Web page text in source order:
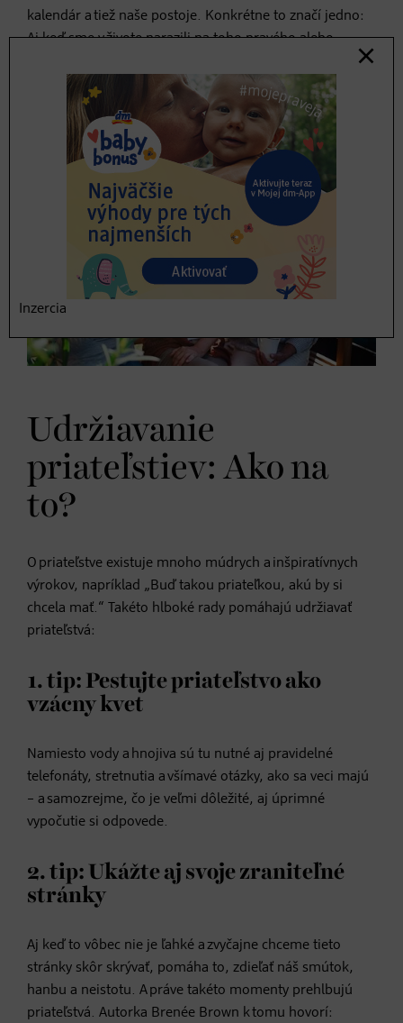
kalendár a tiež naše postoje. Konkrétne to značí jedno:
Aj keď sme v živote narazili na toho pravého alebo
nezmizne.
Udržiavanie
priateľstiev: Ako na
to?
O priateľstve existuje mnoho múdrych a inšpiratívnych
výrokov, napríklad „Buď takou priateľkou, akú by si
chcela mať.“ Takéto hlboké rady pomáhajú udržiavať
priateľstvá:
1. tip: Pestujte priateľstvo ako
vzácny kvet
Namiesto vody a hnojiva sú tu nutné aj pravidelné
telefonáty, stretnutia a všímavé otázky, ako sa veci majú
– a samozrejme, čo je veľmi dôležité, aj úprimné
vypočutie si odpovede.
2. tip: Ukážte aj svoje zraniteľné
stránky
Aj keď to vôbec nie je ľahké a zvyčajne chceme tieto
stránky skôr skrývať, pomáha to, zdieľať náš smútok,
hanbu a neistotu. A práve takéto momenty prehlbujú
priateľstvá. Autorka Brenée Brown k tomu hovorí:
Inzercia